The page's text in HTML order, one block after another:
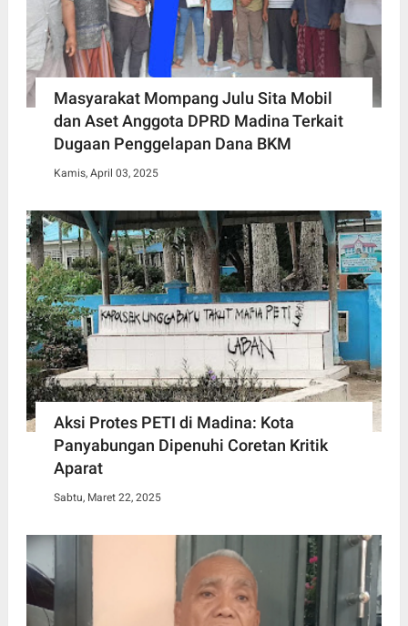
Masyarakat Mompang Julu Sita Mobil
dan Aset Anggota DPRD Madina Terkait
Dugaan Penggelapan Dana BKM
Kamis, April 03, 2025
Aksi Protes PETI di Madina: Kota
Panyabungan Dipenuhi Coretan Kritik
Aparat
Sabtu, Maret 22, 2025